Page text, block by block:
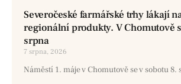
Severočeské farmářské trhy lákají
regionální produkty. V Chomutově
srpna
7 srpna, 2026
Náměstí 1. máje v Chomutově se v sobotu 8.